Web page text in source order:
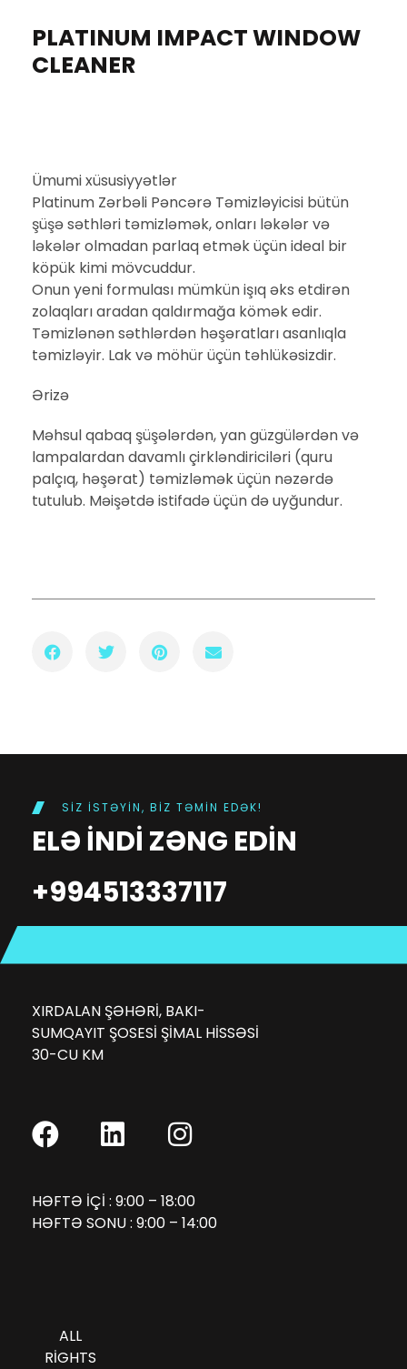
​PLATINUM IMPACT WINDOW
CLEANER
Ümumi xüsusiyyətlər
Platinum Zərbəli Pəncərə Təmizləyicisi bütün
şüşə səthləri təmizləmək, onları ləkələr və
ləkələr olmadan parlaq etmək üçün ideal bir
köpük kimi mövcuddur.
Onun yeni formulası mümkün işıq əks etdirən
zolaqları aradan qaldırmağa kömək edir.
Təmizlənən səthlərdən həşəratları asanlıqla
təmizləyir. Lak və möhür üçün təhlükəsizdir.
Ərizə
Məhsul qabaq şüşələrdən, yan güzgülərdən və
lampalardan davamlı çirkləndiriciləri (quru
palçıq, həşərat) təmizləmək üçün nəzərdə
tutulub. Məişətdə istifadə üçün də uyğundur.
SIZ ISTƏYIN, BIZ TƏMIN EDƏK!
ELƏ INDI ZƏNG EDIN
+994513337117
XIRDALAN ŞƏHƏRI, BAKI-
SUMQAYIT ŞOSESI ŞIMAL HISSƏSI
30-CU KM
HƏFTƏ IÇI : 9:00 – 18:00
HƏFTƏ SONU : 9:00 – 14:00
ALL
RIGHTS